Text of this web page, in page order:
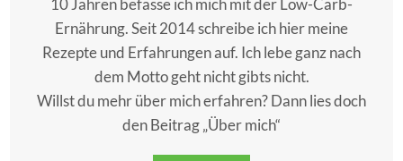
10 Jahren befasse ich mich mit der Low-Carb-
Ernährung. Seit 2014 schreibe ich hier meine
Rezepte und Erfahrungen auf. Ich lebe ganz nach
dem Motto geht nicht gibts nicht.
Willst du mehr über mich erfahren? Dann lies doch
den Beitrag „Über mich“